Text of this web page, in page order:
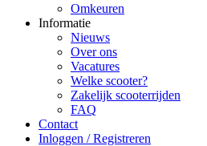
Omkeuren
Informatie
Nieuws
Over ons
Vacatures
Welke scooter?
Zakelijk scooterrijden
FAQ
Contact
Inloggen / Registreren